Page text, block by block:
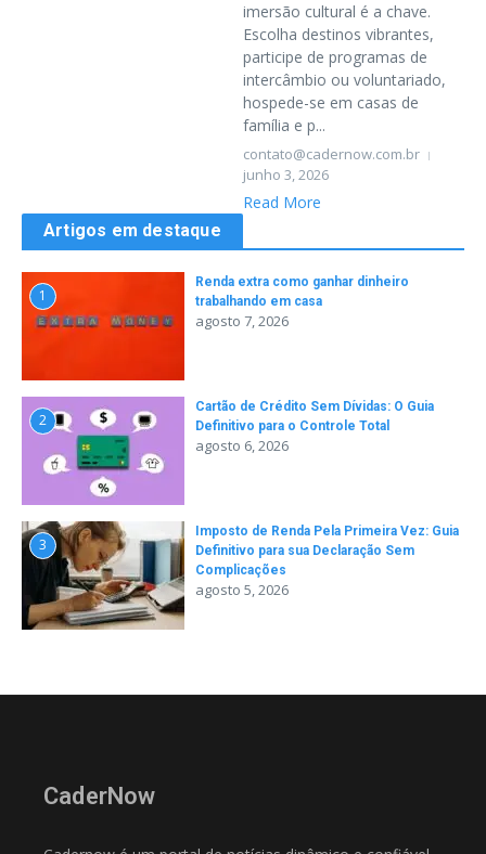
imersão cultural é a chave.
Escolha destinos vibrantes,
participe de programas de
intercâmbio ou voluntariado,
hospede-se em casas de
família e p...
contato@cadernow.com.br
junho 3, 2026
Read More
Artigos em destaque
1
Renda extra como ganhar dinheiro
trabalhando em casa
agosto 7, 2026
2
Cartão de Crédito Sem Dívidas: O Guia
Definitivo para o Controle Total
agosto 6, 2026
3
Imposto de Renda Pela Primeira Vez: Guia
Definitivo para sua Declaração Sem
Complicações
agosto 5, 2026
CaderNow